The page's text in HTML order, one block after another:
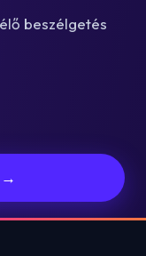
beszélgetés
→